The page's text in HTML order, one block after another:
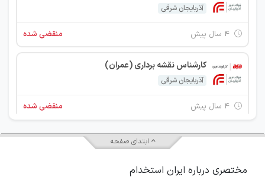
آذربایجان شرقی
منقضی شده
کارشناس نقشه برداری (عمران)
آذربایجان شرقی
منقضی شده
ابتدای صفحه
مختصری درباره ایران استخدام